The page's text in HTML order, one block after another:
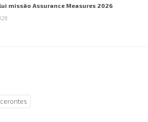
missão Assurance Measures 2026